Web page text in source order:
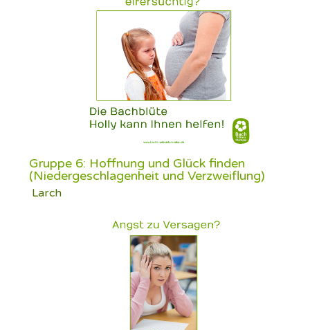
Gruppe 6: Hoffnung und Glück finden
(Niedergeschlagenheit und Verzweiflung)
Larch